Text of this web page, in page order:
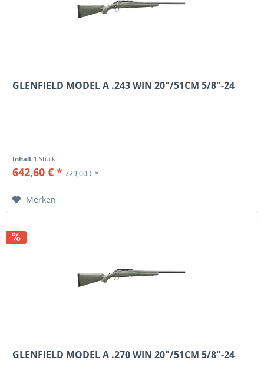
GLENFIELD MODEL A .243 WIN 20"/51CM 5/8"-24
Inhalt 1 Stück
642,60 € * 729,00 € *
Merken
GLENFIELD MODEL A .270 WIN 20"/51CM 5/8"-24